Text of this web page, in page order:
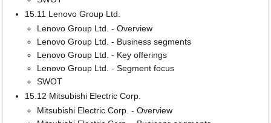
15.11 Lenovo Group Ltd.
Lenovo Group Ltd. - Overview
Lenovo Group Ltd. - Business segments
Lenovo Group Ltd. - Key offerings
Lenovo Group Ltd. - Segment focus
SWOT
15.12 Mitsubishi Electric Corp.
Mitsubishi Electric Corp. - Overview